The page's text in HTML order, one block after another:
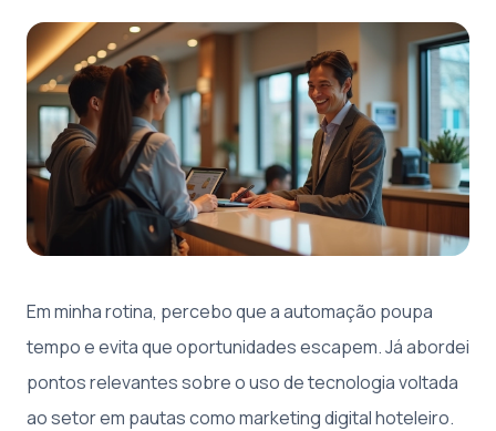
Em minha rotina, percebo que a automação poupa
tempo e evita que oportunidades escapem. Já abordei
pontos relevantes sobre o uso de tecnologia voltada
ao setor em pautas como marketing digital hoteleiro.